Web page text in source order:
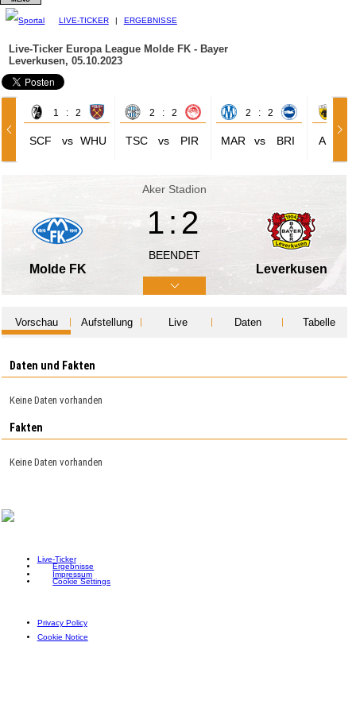
LIVE-TICKER | ERGEBNISSE
Live-Ticker Europa League Molde FK - Bayer
Leverkusen, 05.10.2023
1 : 2
SCF vs WHU
2 : 2
TSC vs PIR
2 : 2
MAR vs BRI AEK
Aker Stadion
Molde FK
1:2
BEENDET
Leverkusen
Vorschau Aufstellung Live Daten Tabelle
Daten und Fakten
Keine Daten vorhanden
Fakten
Keine Daten vorhanden
Live-Ticker
Ergebnisse
Impressum
Cookie Settings
Privacy Policy
Cookie Notice